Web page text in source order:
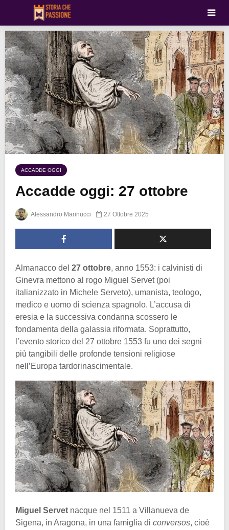
ACCADDE OGGI
Accadde oggi: 27 ottobre
Alessandro Marinucci 27 Ottobre 2025
Almanacco del 27 ottobre, anno 1553: i calvinisti di
Ginevra mettono al rogo Miguel Servet (poi
italianizzato in Michele Serveto), umanista, teologo,
medico e uomo di scienza spagnolo. L’accusa di
eresia e la successiva condanna scossero le
fondamenta della galassia riformata. Soprattutto,
l’evento storico del 27 ottobre 1553 fu uno dei segni
più tangibili delle profonde tensioni religiose
nell’Europa tardorinascimentale.
Miguel Servet nacque nel 1511 a Villanueva de
Sigena, in Aragona, in una famiglia di conversos, cioè